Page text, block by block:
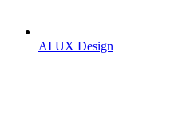
AI UX Design